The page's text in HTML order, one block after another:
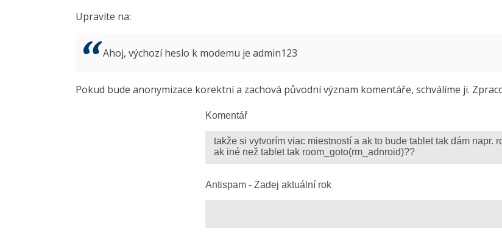
Upravíte na:
Ahoj, výchozí heslo k modemu je admin123
Pokud bude anonymizace korektní a zachová původní význam komentáře, schválíme ji.
Komentář
Antispam - Zadej aktuální rok